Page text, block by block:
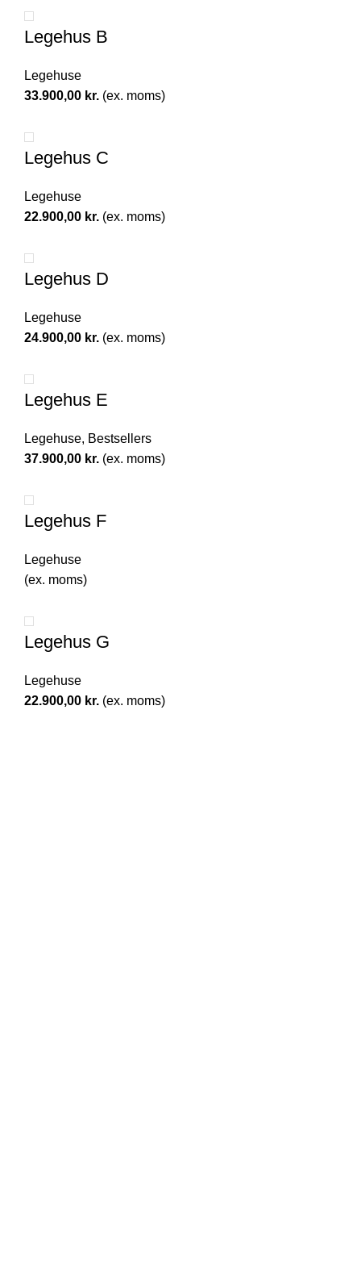
Legehus B
Legehuse
33.900,00 kr. (ex. moms)
Legehus C
Legehuse
22.900,00 kr. (ex. moms)
Legehus D
Legehuse
24.900,00 kr. (ex. moms)
Legehus E
Legehuse, Bestsellers
37.900,00 kr. (ex. moms)
Legehus F
Legehuse
(ex. moms)
Legehus G
Legehuse
22.900,00 kr. (ex. moms)